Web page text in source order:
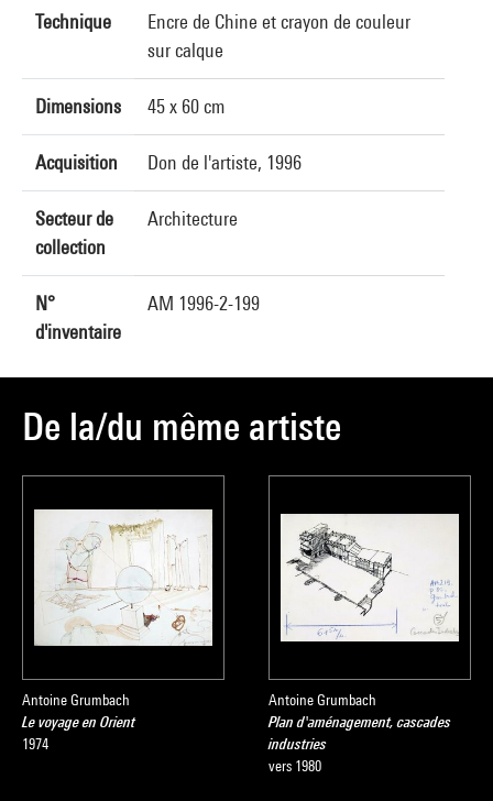
Technique
Encre de Chine et crayon de couleur
sur calque
Dimensions 45 x 60 cm
Acquisition Don de l'artiste, 1996
Secteur de
collection
Architecture
N°
d'inventaire
AM 1996-2-199
De la/du même artiste
Antoine Grumbach
Le voyage en Orient
1974
Antoine Grumbach
Plan d'aménagement, cascades
industries
vers 1980